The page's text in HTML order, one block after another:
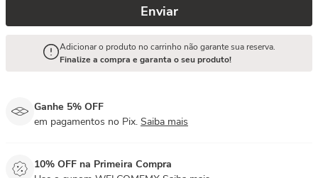
Enviar
Adicionar o produto no carrinho não garante sua reserva.
Finalize a compra e garanta o seu produto!
Ganhe 5% OFF
em pagamentos no Pix. Saiba mais
10% OFF na Primeira Compra